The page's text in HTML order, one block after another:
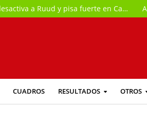
Fonseca eleva el voltaje, desactiva a Ruud y pisa fuerte en Canadá
CUADROS RESULTADOS OTROS